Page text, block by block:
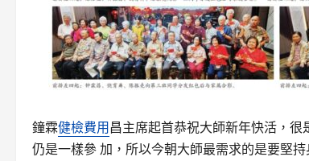
鐘霖健檢費用昌主席起首恭祝大師新年快活，很
仍是一樣參 加，所以今朝大師最需求的是要堅